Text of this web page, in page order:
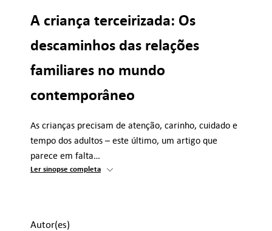
A criança terceirizada: Os
descaminhos das relações
familiares no mundo
contemporâneo
As crianças precisam de atenção, carinho, cuidado e
tempo dos adultos – este último, um artigo que
parece em falta…
Ler sinopse completa
Autor(es)